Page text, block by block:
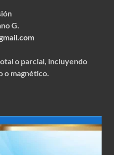
G.
o parcial, incluyendo
o magnético.